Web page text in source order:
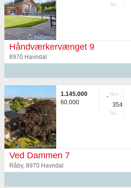
Samlet
Håndværkervænget 9
8970 Havndal
1.145.000
60.000
- Nuvær.
354
Samlet
Ved Dammen 7
Råby, 8970 Havndal